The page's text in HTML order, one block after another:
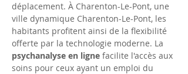
déplacement. À Charenton-Le-Pont, une
ville dynamique Charenton-Le-Pont, les
habitants profitent ainsi de la flexibilité
offerte par la technologie moderne. La
psychanalyse en ligne facilite l'accès aux
soins pour ceux ayant un emploi du